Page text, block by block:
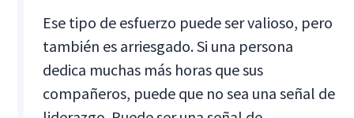
Ese tipo de esfuerzo puede ser valioso, pero
también es arriesgado. Si una persona
dedica muchas más horas que sus
compañeros, puede que no sea una señal de